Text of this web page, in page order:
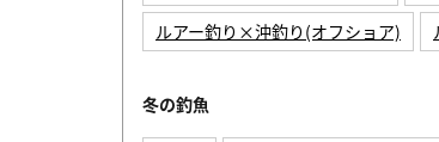
ルアー釣り×沖釣り(オフショア)
冬の釣魚